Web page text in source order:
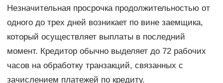
Незначительная просрочка продолжительностью от
одного до трех дней возникает по вине заемщика,
который осуществляет выплаты в последний
момент. Кредитор обычно выделяет до 72 рабочих
часов на обработку транзакций, связанных с
зачислением платежей по кредиту.